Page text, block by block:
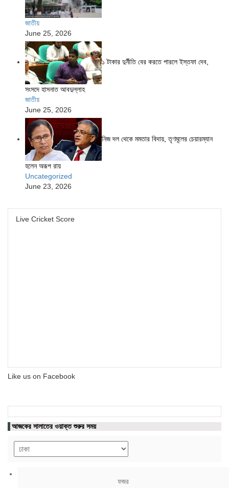
জাতীয়
June 25, 2026
১ টাকার দুর্নীতি বের করতে পারলে ইস্তফা দেব,
সংসদে হাসনাত আবদুল্লাহ
জাতীয়
June 25, 2026
নিজ দল থেকে মমতার বিদায়, তৃণমূলের চেয়ারম্যান
হলেন অরূপ রায়
Uncategorized
June 23, 2026
Live Cricket Score
Like us on Facebook
আজকের সালাতের ওয়াক্ত শুরুর সময়
ফজর